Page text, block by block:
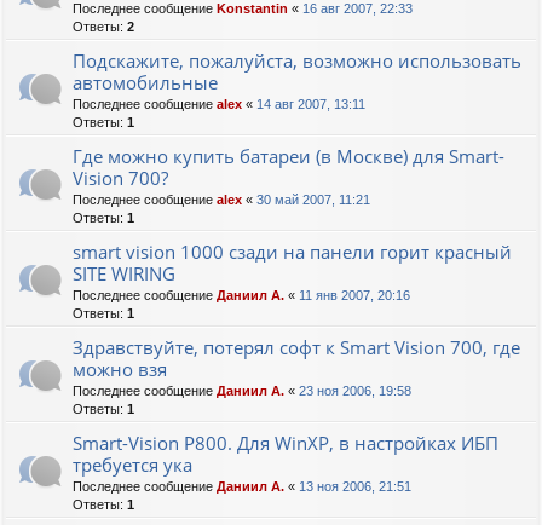
Последнее сообщение Konstantin « 16 авг 2007, 22:33
Ответы: 2
Подскажите, пожалуйста, возможно использовать
автомобильные
Последнее сообщение alex « 14 авг 2007, 13:11
Ответы: 1
Где можно купить батареи (в Москве) для Smart-
Vision 700?
Последнее сообщение alex « 30 май 2007, 11:21
Ответы: 1
smart vision 1000 сзади на панели горит красный
SITE WIRING
Последнее сообщение Даниил А. « 11 янв 2007, 20:16
Ответы: 1
Здравствуйте, потерял софт к Smart Vision 700, где
можно взя
Последнее сообщение Даниил А. « 23 ноя 2006, 19:58
Ответы: 1
Smart-Vision P800. Для WinXP, в настройках ИБП
требуется ука
Последнее сообщение Даниил А. « 13 ноя 2006, 21:51
Ответы: 1